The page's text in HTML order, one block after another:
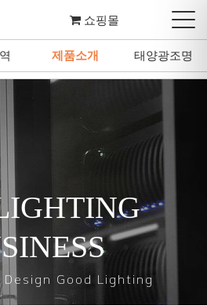
역 제품소개 태양광조명
쇼핑몰
제품소개 태양광조명
Good Lighting